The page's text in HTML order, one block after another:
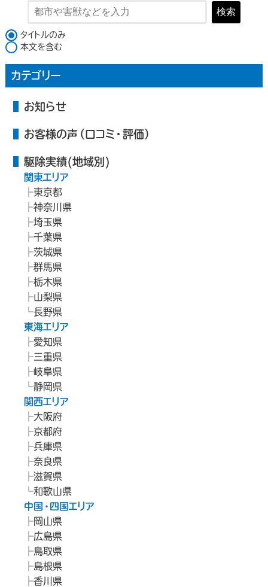
検索
検索対象
タイトルのみ
本文を含む
カテゴリー
お知らせ
お客様の声（口コミ・評価）
駆除実績(地域別)
関東エリア
東京都
神奈川県
埼玉県
千葉県
茨城県
群馬県
栃木県
山梨県
長野県
東海エリア
愛知県
三重県
岐阜県
静岡県
関西エリア
大阪府
京都府
兵庫県
奈良県
滋賀県
和歌山県
中国・四国エリア
岡山県
広島県
鳥取県
島根県
香川県